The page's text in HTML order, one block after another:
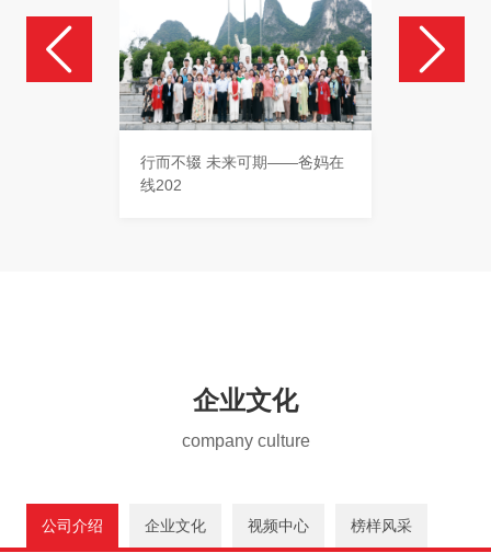
行而不辍 未来可期——爸妈在
线202
企业文化
company culture
公司介绍 企业文化 视频中心 榜样风采